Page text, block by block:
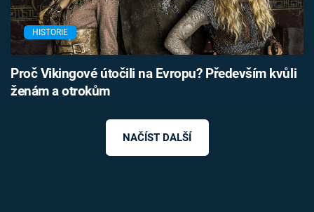
HISTORIE
Proč Vikingové útočili na Evropu? Především kvůli
ženám a otrokům
NAČÍST DALŠÍ